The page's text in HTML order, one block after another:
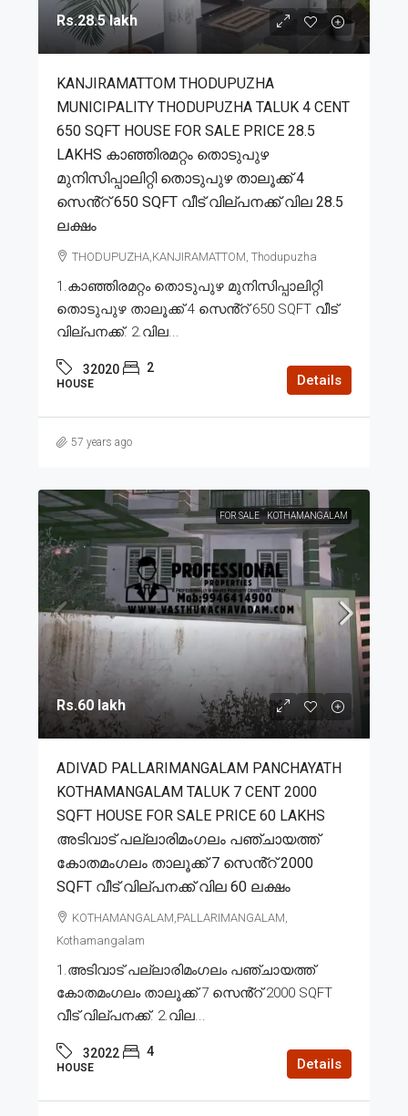
Rs.28.5 lakh
KANJIRAMATTOM THODUPUZHA
MUNICIPALITY THODUPUZHA TALUK 4 CENT
650 SQFT HOUSE FOR SALE PRICE 28.5
LAKHS കാഞ്ഞിരമറ്റം തൊടുപുഴ
മുനിസിപ്പാലിറ്റി തൊടുപുഴ താലൂക്ക് 4
സെൻ്റ് 650 SQFT വീട് വില്പനക്ക് വില 28.5
ലക്ഷം
THODUPUZHA,KANJIRAMATTOM, Thodupuzha
1.കാഞ്ഞിരമറ്റം തൊടുപുഴ മുനിസിപ്പാലിറ്റി
തൊടുപുഴ താലൂക്ക് 4 സെൻ്റ് 650 SQFT വീട്
വില്പനക്ക്. 2.വില...
32020 2
HOUSE Details
57 years ago
FOR SALE KOTHAMANGALAM
Rs.60 lakh
ADIVAD PALLARIMANGALAM PANCHAYATH
KOTHAMANGALAM TALUK 7 CENT 2000
SQFT HOUSE FOR SALE PRICE 60 LAKHS
അടിവാട് പല്ലാരിമംഗലം പഞ്ചായത്ത്
കോതമംഗലം താലൂക്ക് 7 സെൻ്റ് 2000
SQFT വീട് വില്പനക്ക് വില 60 ലക്ഷം
KOTHAMANGALAM,PALLARIMANGALAM,
Kothamangalam
1.അടിവാട് പല്ലാരിമംഗലം പഞ്ചായത്ത്
കോതമംഗലം താലൂക്ക് 7 സെൻ്റ് 2000 SQFT
വീട് വില്പനക്ക്. 2.വില...
32022 4
HOUSE Details